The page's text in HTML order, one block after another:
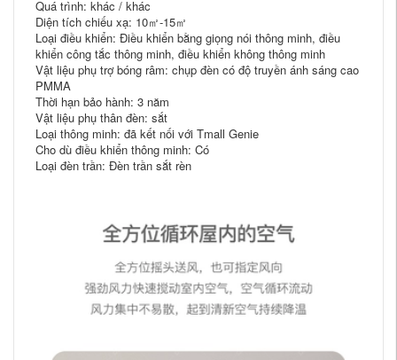
Quá trình: khác / khác
Diện tích chiếu xạ: 10㎡-15㎡
Loại điều khiển: Điều khiển bằng giọng nói thông minh, điều
khiển công tắc thông minh, điều khiển không thông minh
Vật liệu phụ trợ bóng râm: chụp đèn có độ truyền ánh sáng cao
PMMA
Thời hạn bảo hành: 3 năm
Vật liệu phụ thân đèn: sắt
Loại thông minh: đã kết nối với Tmall Genie
Cho dù điều khiển thông minh: Có
Loại đèn trần: Đèn trần sắt rèn